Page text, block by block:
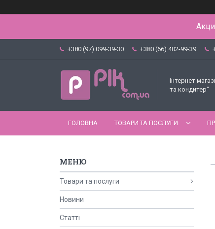
+380 (97) 099-39-30 +380 (66) 402-99-39
Інтернет
та кондитер"
ГОЛОВНА ТОВАРИ ТА ПОСЛУГИ
Товари та послуги
Новини
Статті